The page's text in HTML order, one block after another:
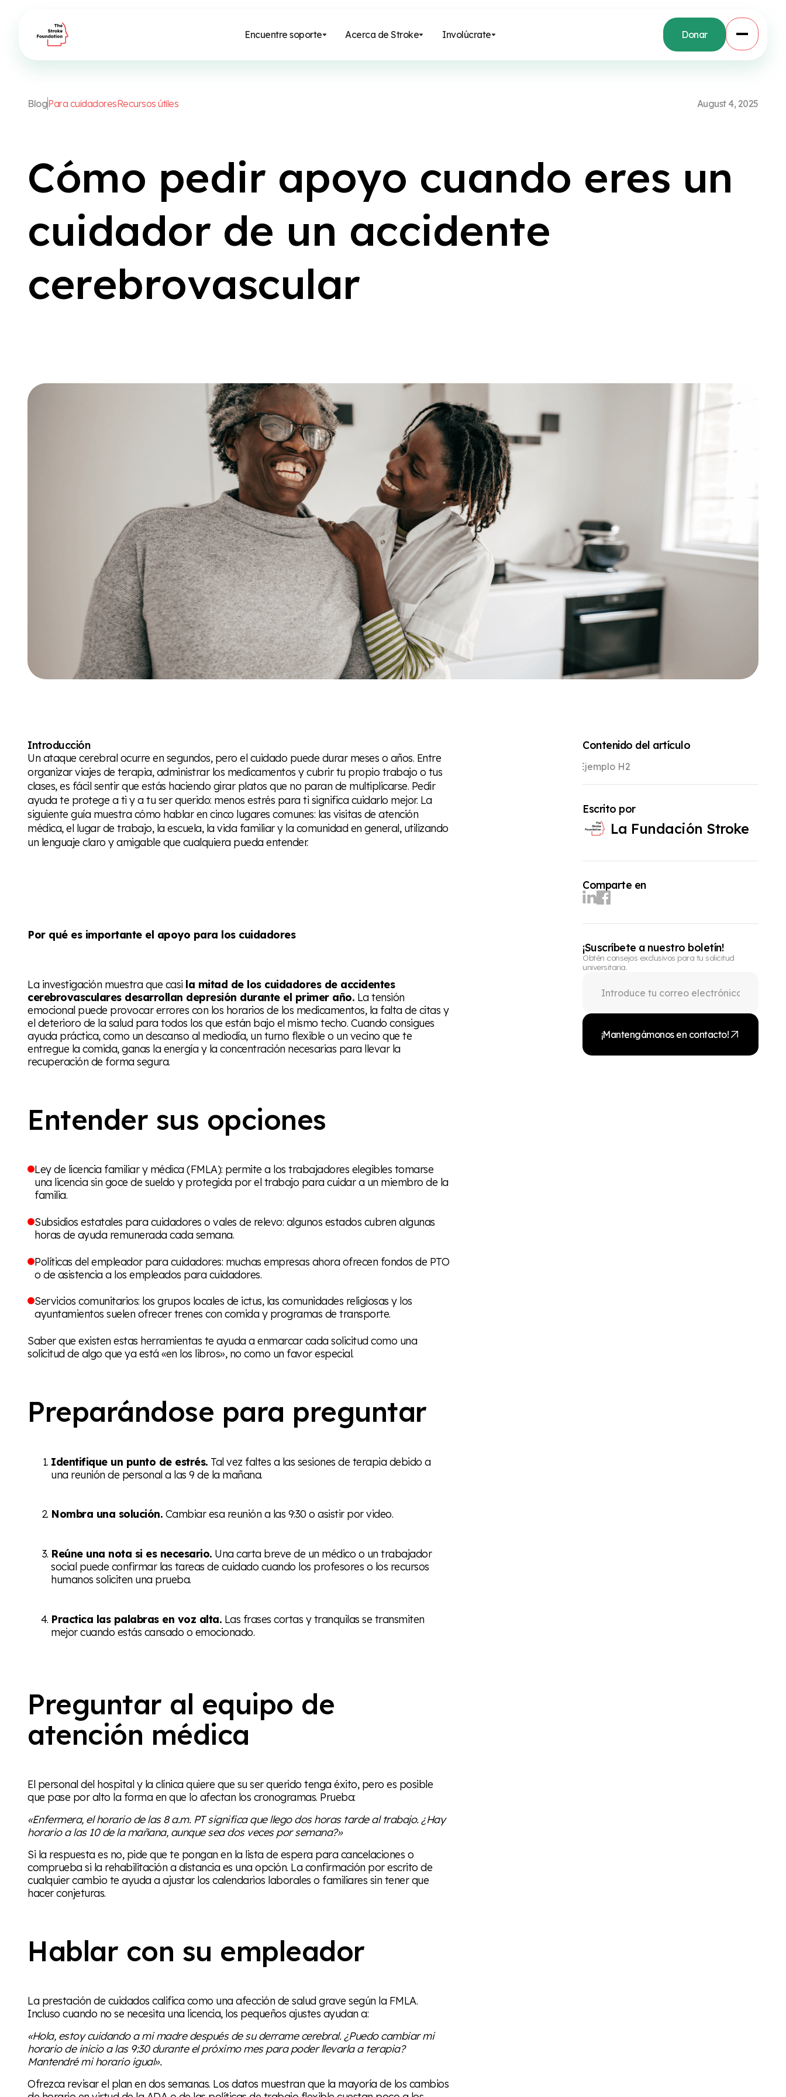
Encuentre soporte Acerca de Stroke Involúcrate Donar
BlogPara cuidadoresRecursos útiles August 4, 2025
Cómo pedir apoyo cuando eres un
cuidador de un accidente
cerebrovascular
Introducción
Un ataque cerebral ocurre en segundos, pero el cuidado puede durar meses o años. Entre
organizar viajes de terapia, administrar los medicamentos y cubrir tu propio trabajo o tus
clases, es fácil sentir que estás haciendo girar platos que no paran de multiplicarse. Pedir
ayuda te protege a ti y a tu ser querido: menos estrés para ti significa cuidarlo mejor. La
siguiente guía muestra cómo hablar en cinco lugares comunes: las visitas de atención
médica, el lugar de trabajo, la escuela, la vida familiar y la comunidad en general, utilizando
un lenguaje claro y amigable que cualquiera pueda entender.
Por qué es importante el apoyo para los cuidadores
La investigación muestra que casi la mitad de los cuidadores de accidentes
cerebrovasculares desarrollan depresión durante el primer año. La tensión
emocional puede provocar errores con los horarios de los medicamentos, la falta de citas y
el deterioro de la salud para todos los que están bajo el mismo techo. Cuando consigues
ayuda práctica, como un descanso al mediodía, un turno flexible o un vecino que te
entregue la comida, ganas la energía y la concentración necesarias para llevar la
recuperación de forma segura.
Entender sus opciones
Ley de licencia familiar y médica (FMLA): permite a los trabajadores elegibles tomarse
una licencia sin goce de sueldo y protegida por el trabajo para cuidar a un miembro de la
familia.
Subsidios estatales para cuidadores o vales de relevo: algunos estados cubren algunas
horas de ayuda remunerada cada semana.
Políticas del empleador para cuidadores: muchas empresas ahora ofrecen fondos de PTO
o de asistencia a los empleados para cuidadores.
Servicios comunitarios: los grupos locales de ictus, las comunidades religiosas y los
ayuntamientos suelen ofrecer trenes con comida y programas de transporte.
Saber que existen estas herramientas te ayuda a enmarcar cada solicitud como una
solicitud de algo que ya está «en los libros», no como un favor especial.
Preparándose para preguntar
Identifique un punto de estrés. Tal vez faltes a las sesiones de terapia debido a
una reunión de personal a las 9 de la mañana.
Nombra una solución. Cambiar esa reunión a las 9:30 o asistir por video.
Reúne una nota si es necesario. Una carta breve de un médico o un trabajador
social puede confirmar las tareas de cuidado cuando los profesores o los recursos
humanos soliciten una prueba.
Practica las palabras en voz alta. Las frases cortas y tranquilas se transmiten
mejor cuando estás cansado o emocionado.
Preguntar al equipo de
atención médica
El personal del hospital y la clínica quiere que su ser querido tenga éxito, pero es posible
que pase por alto la forma en que lo afectan los cronogramas. Prueba:
«Enfermera, el horario de las 8 a.m. PT significa que llego dos horas tarde al trabajo. ¿Hay
horario a las 10 de la mañana, aunque sea dos veces por semana?»
Si la respuesta es no, pide que te pongan en la lista de espera para cancelaciones o
comprueba si la rehabilitación a distancia es una opción. La confirmación por escrito de
cualquier cambio te ayuda a ajustar los calendarios laborales o familiares sin tener que
hacer conjeturas.
Hablar con su empleador
La prestación de cuidados califica como una afección de salud grave según la FMLA.
Incluso cuando no se necesita una licencia, los pequeños ajustes ayudan a:
«Hola, estoy cuidando a mi madre después de su derrame cerebral. ¿Puedo cambiar mi
horario de inicio a las 9:30 durante el próximo mes para poder llevarla a terapia?
Mantendré mi horario igual».
Ofrezca revisar el plan en dos semanas. Los datos muestran que la mayoría de los cambios
Contenido del artículo
Ejemplo H2
Escrito por
La Fundación Stroke
Comparte en
¡Suscríbete a nuestro boletín!
Obtén consejos exclusivos para tu solicitud
universitaria.
¡Mantengámonos en contacto!